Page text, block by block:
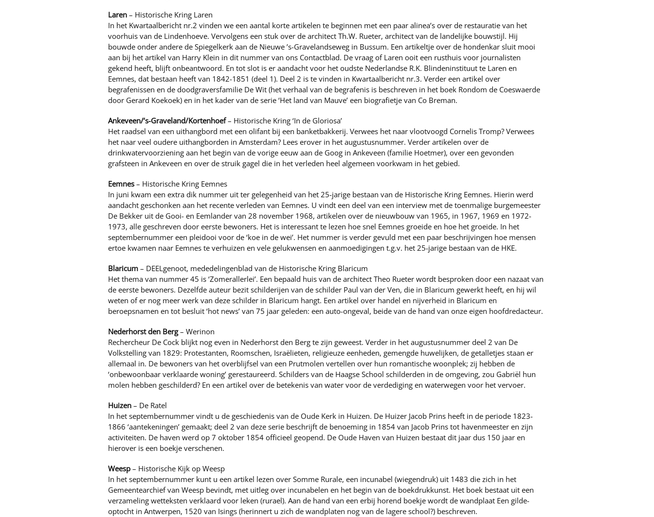
Laren – Historische Kring Laren
In het Kwartaalbericht nr.2 vinden we een aantal korte artikelen te beginnen met een paar alinea’s over de restauratie van het
voorhuis van de Lindenhoeve. Vervolgens een stuk over de architect Th.W. Rueter, architect van de landelijke bouwstijl. Hij
bouwde onder andere de Spiegelkerk aan de Nieuwe ’s-Gravelandseweg in Bussum. Een artikeltje over de hondenkar sluit mooi
aan bij het artikel van Harry Klein in dit nummer van ons Contactblad. De vraag of Laren ooit een rusthuis voor journalisten
gekend heeft, blijft onbeantwoord. En tot slot is er aandacht voor het oudste Nederlandse R.K. Blindeninstituut te Laren en
Eemnes, dat bestaan heeft van 1842-1851 (deel 1). Deel 2 is te vinden in Kwartaalbericht nr.3. Verder een artikel over
begrafenissen en de doodgraversfamilie De Wit (het verhaal van de begrafenis is beschreven in het boek Rondom de Coeswaerde
door Gerard Koekoek) en in het kader van de serie ‘Het land van Mauve’ een biografietje van Co Breman.
Ankeveen/’s-Graveland/Kortenhoef– Historische Kring ‘In de Gloriosa’
Het raadsel van een uithangbord met een olifant bij een banketbakkerij. Verwees het naar vlootvoogd Cornelis Tromp? Verwees
het naar veel oudere uithangborden in Amsterdam? Lees erover in het augustusnummer. Verder artikelen over de
drinkwatervoorziening aan het begin van de vorige eeuw aan de Goog in Ankeveen (familie Hoetmer), over een gevonden
grafsteen in Ankeveen en over de struik gagel die in het verleden heel algemeen voorkwam in het gebied.
Eemnes – Historische Kring Eemnes
In juni kwam een extra dik nummer uit ter gelegenheid van het 25-jarige bestaan van de Historische Kring Eemnes. Hierin werd
aandacht geschonken aan het recente verleden van Eemnes. U vindt een deel van een interview met de toenmalige burgemeester
De Bekker uit de Gooi- en Eemlander van 28 november 1968, artikelen over de nieuwbouw van 1965, in 1967, 1969 en 1972-
1973, alle geschreven door eerste bewoners. Het is interessant te lezen hoe snel Eemnes groeide en hoe het groeide. In het
septembernummer een pleidooi voor de ‘koe in de wei’. Het nummer is verder gevuld met een paar beschrijvingen hoe mensen
ertoe kwamen naar Eemnes te verhuizen en vele gelukwensen en aanmoedigingen t.g.v. het 25-jarige bestaan van de HKE.
Blaricum – DEELgenoot, mededelingenblad van de Historische Kring Blaricum
Het thema van nummer 45 is ‘Zomerallerlei’. Een bepaald huis van de architect Theo Rueter wordt besproken door een nazaat van
de eerste bewoners. Dezelfde auteur bezit schilderijen van de schilder Paul van der Ven, die in Blaricum gewerkt heeft, en hij wil
weten of er nog meer werk van deze schilder in Blaricum hangt. Een artikel over handel en nijverheid in Blaricum en
beroepsnamen en tot besluit ‘hot news’ van 75 jaar geleden: een auto-ongeval, beide van de hand van onze eigen hoofdredacteur.
Nederhorst den Berg– Werinon
Rechercheur De Cock blijkt nog even in Nederhorst den Berg te zijn geweest. Verder in het augustusnummer deel 2 van De
Volkstelling van 1829: Protestanten, Roomschen, Israëlieten, religieuze eenheden, gemengde huwelijken, de getalletjes staan er
allemaal in. De bewoners van het overblijfsel van een Prutmolen vertellen over hun romantische woonplek; zij hebben de
‘onbewoonbaar verklaarde woning’ gerestaureerd. Schilders van de Haagse School schilderden in de omgeving, zou Gabriël hun
molen hebben geschilderd? En een artikel over de betekenis van water voor de verdediging en waterwegen voor het vervoer.
Huizen – De Ratel
In het septembernummer vindt u de geschiedenis van de Oude Kerk in Huizen. De Huizer Jacob Prins heeft in de periode 1823-
1866 ‘aantekeningen’ gemaakt; deel 2 van deze serie beschrijft de benoeming in 1854 van Jacob Prins tot havenmeester en zijn
activiteiten. De haven werd op 7 oktober 1854 officieel geopend. De Oude Haven van Huizen bestaat dit jaar dus 150 jaar en
hierover is een boekje verschenen.
Weesp – Historische Kijk op Weesp
In het septembernummer kunt u een artikel lezen over Somme Rurale, een incunabel (wiegendruk) uit 1483 die zich in het
Gemeentearchief van Weesp bevindt, met uitleg over incunabelen en het begin van de boekdrukkunst. Het boek bestaat uit een
verzameling wetteksten verklaard voor leken (rurael). Aan de hand van een erbij horend boekje wordt de wandplaat Een gilde-
optocht in Antwerpen, 1520 van Isings (herinnert u zich de wandplaten nog van de lagere school?) beschreven.